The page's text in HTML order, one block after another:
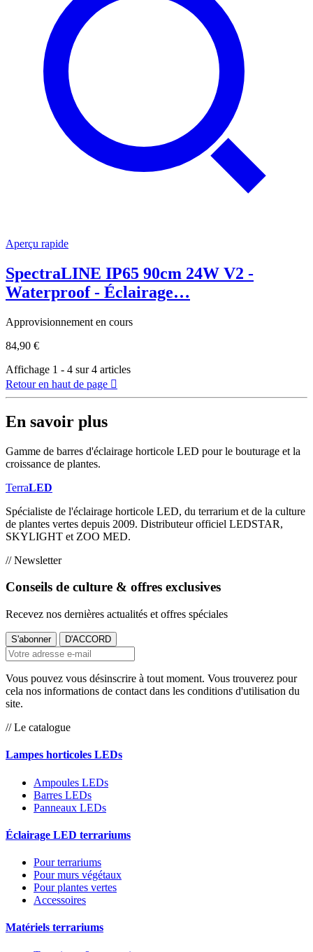
Aperçu rapide
SpectraLINE IP65 90cm 24W V2 -
Waterproof - Éclairage…
Approvisionnement en cours
84,90 €
Affichage 1 - 4 sur 4 articles
Retour en haut de page 
En savoir plus
Gamme de barres d'éclairage horticole LED pour le bouturage et la
croissance de plantes.
TerraLED
Spécialiste de l'éclairage horticole LED, du terrarium et de la culture
de plantes vertes depuis 2009. Distributeur officiel LEDSTAR,
SKYLIGHT et ZOO MED.
// Newsletter
Conseils de culture & offres exclusives
Recevez nos dernières actualités et offres spéciales
Vous pouvez vous désinscrire à tout moment. Vous trouverez pour
cela nos informations de contact dans les conditions d'utilisation du
site.
// Le catalogue
Lampes horticoles LEDs
Ampoules LEDs
Barres LEDs
Panneaux LEDs
Éclairage LED terrariums
Pour terrariums
Pour murs végétaux
Pour plantes vertes
Accessoires
Matériels terrariums